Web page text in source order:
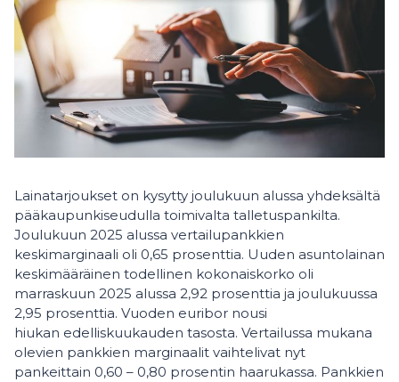
Lainatarjoukset on kysytty joulukuun alussa yhdeksältä
pääkaupunkiseudulla toimivalta talletuspankilta.
Joulukuun 2025 alussa vertailupankkien
keskimarginaali oli 0,65 prosenttia. Uuden asuntolainan
keskimääräinen todellinen kokonaiskorko oli
marraskuun 2025 alussa 2,92 prosenttia ja joulukuussa
2,95 prosenttia. Vuoden euribor nousi
hiukan edelliskuukauden tasosta. Vertailussa mukana
olevien pankkien marginaalit vaihtelivat nyt
pankeittain 0,60 – 0,80 prosentin haarukassa. Pankkien